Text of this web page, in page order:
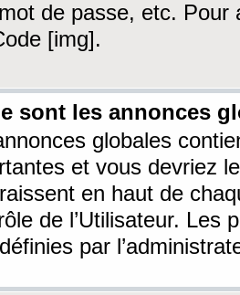
de passe, etc. Pour
[img].
sont les annonces
globales
et vous devriez
en haut de
de l’Utilisateur. Les
par